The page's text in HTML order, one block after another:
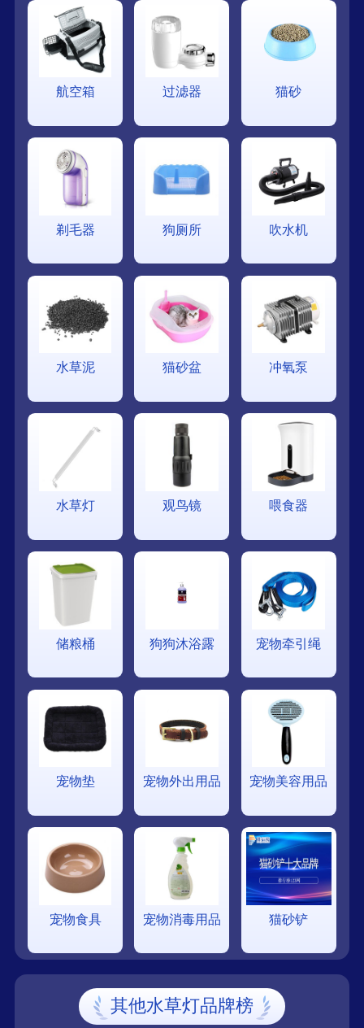
航空箱 过滤器 猫砂
剃毛器 狗厕所 吹水机
水草泥 猫砂盆 冲氧泵
水草灯 观鸟镜 喂食器
储粮桶 狗狗沐浴露 宠物牵引绳
宠物垫 宠物外出用品 宠物美容用品
宠物食具 宠物消毒用品 猫砂铲
其他水草灯品牌榜